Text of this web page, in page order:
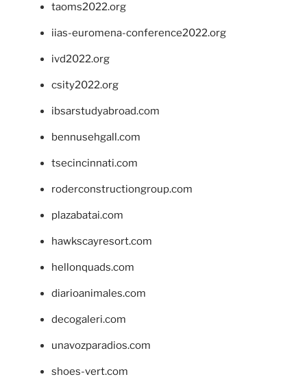
taoms2022.org
iias-euromena-conference2022.org
ivd2022.org
csity2022.org
ibsarstudyabroad.com
bennusehgall.com
tsecincinnati.com
roderconstructiongroup.com
plazabatai.com
hawkscayresort.com
hellonquads.com
diarioanimales.com
decogaleri.com
unavozparadios.com
shoes-vert.com